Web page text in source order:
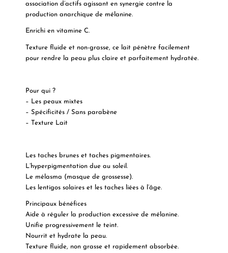
association d’actifs agissant en synergie contre la
production anarchique de mélanine.
Enrichi en vitamine C.
Texture fluide et non-grasse, ce lait pénètre facilement
pour rendre la peau plus claire et parfaitement hydratée.
Pour qui ?
– Les peaux mixtes
– Spécificités / Sans parabène
– Texture Lait
Les taches brunes et taches pigmentaires.
L’hyperpigmentation due au soleil.
Le mélasma (masque de grossesse).
Les lentigos solaires et les taches liées à l’âge.
Principaux bénéfices
Aide à réguler la production excessive de mélanine.
Unifie progressivement le teint.
Nourrit et hydrate la peau.
Texture fluide, non grasse et rapidement absorbée.